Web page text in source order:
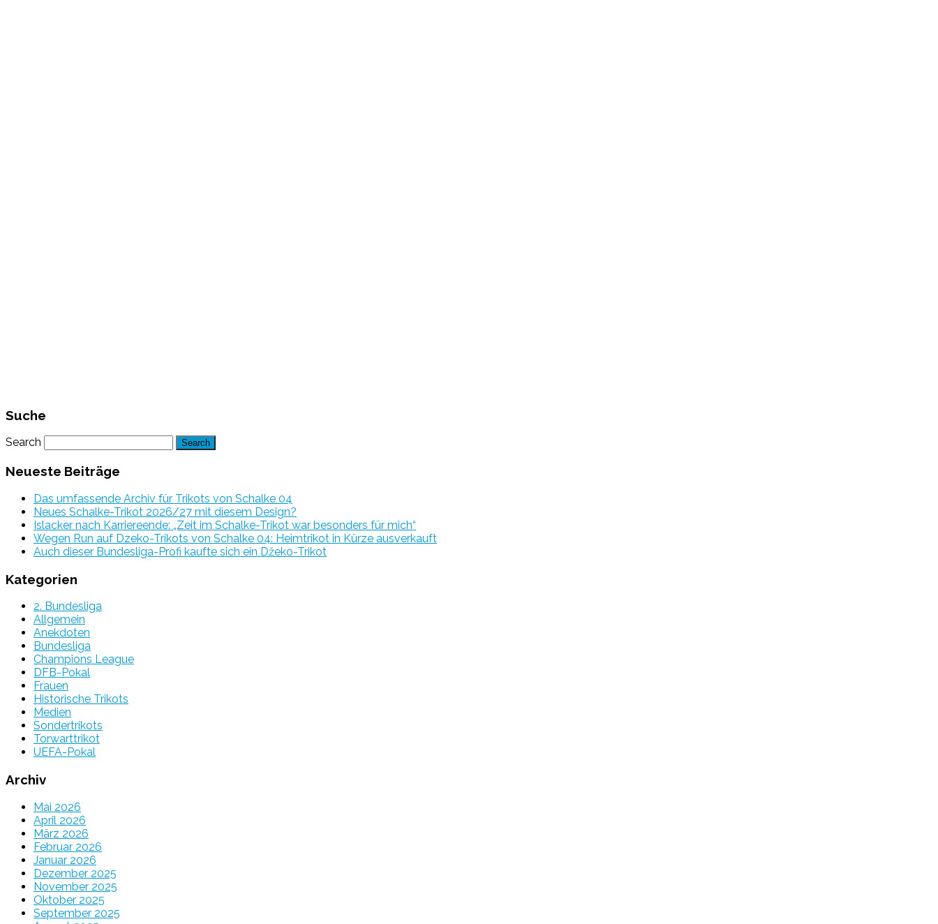
Suche
Search
Neueste Beiträge
Das umfassende Archiv für Trikots von Schalke 04
Neues Schalke-Trikot 2026/27 mit diesem Design?
Islacker nach Karriereende: „Zeit im Schalke-Trikot war besonders für mich“
Wegen Run auf Dzeko-Trikots von Schalke 04: Heimtrikot in Kürze ausverkauft
Auch dieser Bundesliga-Profi kaufte sich ein Džeko-Trikot
Kategorien
2. Bundesliga
Allgemein
Anekdoten
Bundesliga
Champions League
DFB-Pokal
Frauen
Historische Trikots
Medien
Sondertrikots
Torwarttrikot
UEFA-Pokal
Archiv
Mai 2026
April 2026
März 2026
Februar 2026
Januar 2026
Dezember 2025
November 2025
Oktober 2025
September 2025